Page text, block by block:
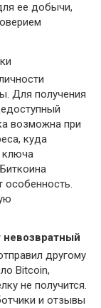
ее добычи,
Для получения
возможна при
куда
ключа
особенность.
другому
Bitcoin,
не получится.
и отзывы